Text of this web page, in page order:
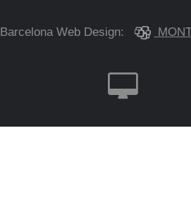
Barcelona Web Design: